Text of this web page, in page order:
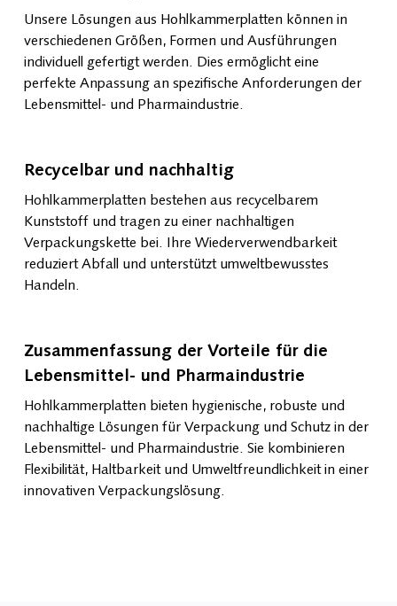
Unsere Lösungen aus Hohlkammerplatten können in
verschiedenen Größen, Formen und Ausführungen
individuell gefertigt werden. Dies ermöglicht eine
perfekte Anpassung an spezifische Anforderungen der
Lebensmittel- und Pharmaindustrie.
Recycelbar und nachhaltig
Hohlkammerplatten bestehen aus recycelbarem
Kunststoff und tragen zu einer nachhaltigen
Verpackungskette bei. Ihre Wiederverwendbarkeit
reduziert Abfall und unterstützt umweltbewusstes
Handeln.
Zusammenfassung der Vorteile für die
Lebensmittel- und Pharmaindustrie
Hohlkammerplatten bieten hygienische, robuste und
nachhaltige Lösungen für Verpackung und Schutz in der
Lebensmittel- und Pharmaindustrie. Sie kombinieren
Flexibilität, Haltbarkeit und Umweltfreundlichkeit in einer
innovativen Verpackungslösung.